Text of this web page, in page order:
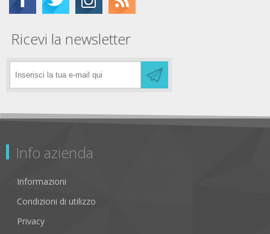
Ricevi la newsletter
Info azienda
Informazioni
Condizioni di utilizzo
Privacy